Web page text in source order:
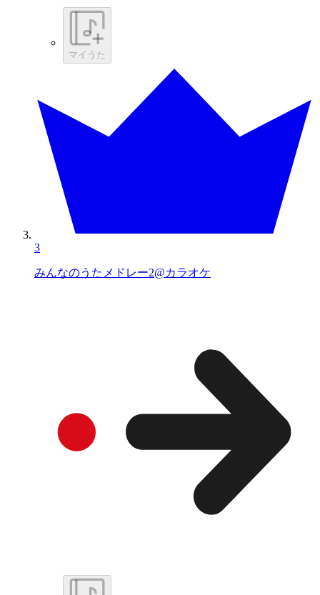
マイうた
3
みんなのうたメドレー2@カラオケ